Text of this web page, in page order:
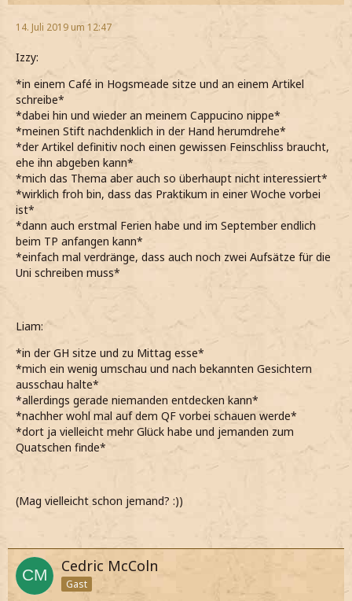
14. Juli 2019 um 12:47
Izzy:
*in einem Café in Hogsmeade sitze und an einem Artikel
schreibe*
*dabei hin und wieder an meinem Cappucino nippe*
*meinen Stift nachdenklich in der Hand herumdrehe*
*der Artikel definitiv noch einen gewissen Feinschliss braucht,
ehe ihn abgeben kann*
*mich das Thema aber auch so überhaupt nicht interessiert*
*wirklich froh bin, dass das Praktikum in einer Woche vorbei
ist*
*dann auch erstmal Ferien habe und im September endlich
beim TP anfangen kann*
*einfach mal verdränge, dass auch noch zwei Aufsätze für die
Uni schreiben muss*
Liam:
*in der GH sitze und zu Mittag esse*
*mich ein wenig umschau und nach bekannten Gesichtern
ausschau halte*
*allerdings gerade niemanden entdecken kann*
*nachher wohl mal auf dem QF vorbei schauen werde*
*dort ja vielleicht mehr Glück habe und jemanden zum
Quatschen finde*
(Mag vielleicht schon jemand? :))
Cedric McColn
Gast